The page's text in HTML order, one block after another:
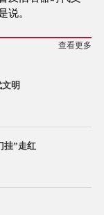
说。
查看更多
明
挂”走红